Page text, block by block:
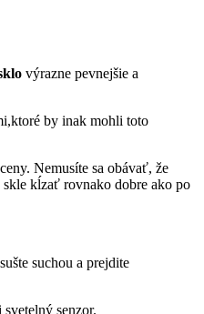
výrazne pevnejšie a
by inak mohli toto
Nemusíte sa obávať, že
skle kĺzať rovnako dobre ako po
suchou a prejdite
senzor.